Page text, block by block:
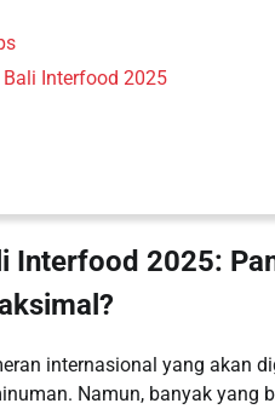
Interfood 2025
Interfood 2025:
internasional yang akan
Namun, banyak yang